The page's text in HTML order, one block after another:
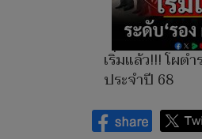
เริ่มแล้ว!!! โผต
ประจำปี 68